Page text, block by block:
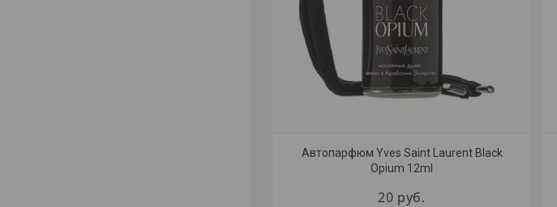
Автопарфюм Yves Saint Laurent Black
Opium 12ml
20 руб.